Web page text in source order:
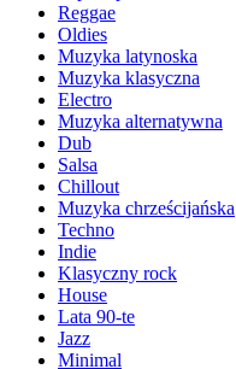
Reggae
Oldies
Muzyka latynoska
Muzyka klasyczna
Electro
Muzyka alternatywna
Dub
Salsa
Chillout
Muzyka chrześcijańska
Techno
Indie
Klasyczny rock
House
Lata 90-te
Jazz
Minimal